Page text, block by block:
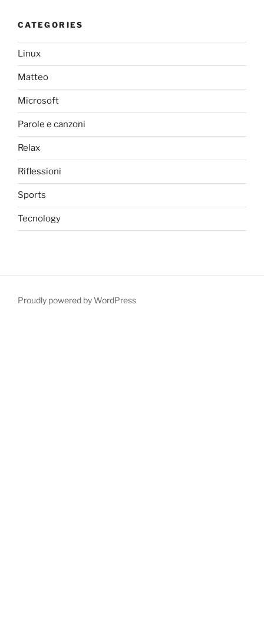
CATEGORIES
Linux
Matteo
Microsoft
Parole e canzoni
Relax
Riflessioni
Sports
Tecnology
Proudly powered by WordPress